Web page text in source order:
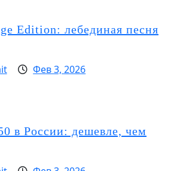
Edition: лебединая песня
Фев 3, 2026
в России: дешевле, чем